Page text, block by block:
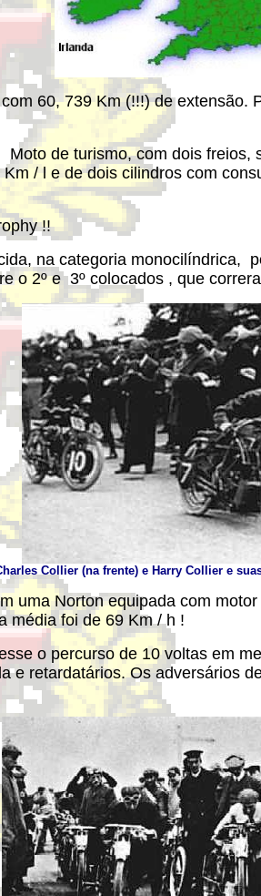
60, 739 Km (!!!) de
de turismo, com dois
/ l e de dois cilindros com
!!
na categoria monocilíndrica,
o 2º e 3º colocados , que
Collier (na frente) e Harry Collier e
uma Norton equipada com
média foi de 69 Km / h !
o percurso de 10 voltas em
e retardatários. Os adversários